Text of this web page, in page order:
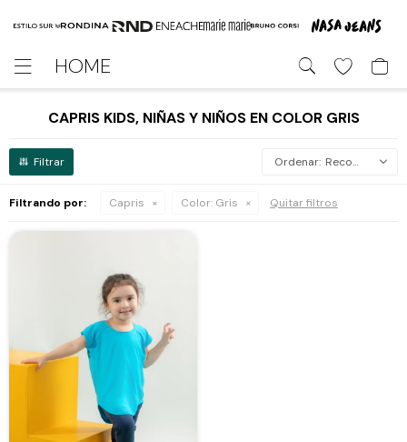
HOME

CAPRIS KIDS, NIÑAS Y NIÑOS EN COLOR GRIS
Recomendados
Filtrando por: Capris Color: Gris Quitar filtros